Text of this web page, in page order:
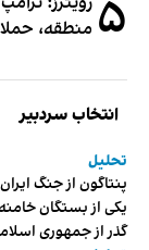
۵ منطقه،
انتخاب سردبیر
تحلیل
پنتاگون از جنگ
یکی از بستگان
گذر از جمهوری